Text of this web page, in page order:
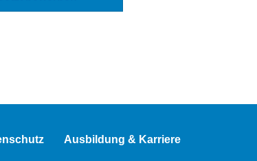
Ausbildung & Karriere